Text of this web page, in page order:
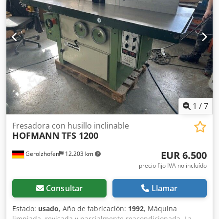
Diámetro del eje de la fresa: 30 mm Tope de fresado con
ajuste fino Ajuste de altura manual con volante Ajuste de
giro manual con volante Mesa deslizante lateral para el
mecanizado de ranuras y ensambles de espiga Sistema de
avance: 3 rodillos Elu, de ajuste continuo Conexión para
aspiración: D 2x 120 mm Espacio requerido:
aproximadamente 2000 x 1600 x 1400 mm Peso:
aproximadamente 1000 kg
1 /7
Gerolzhofen 12.203 km
Fresadora con husillo inclinable
HOFMANN TFS 1200
EUR 6.500
precio fijo IVA no incluído
Consultar Llamar
Estado: usado, Año de fabricación: 1992, Máquina